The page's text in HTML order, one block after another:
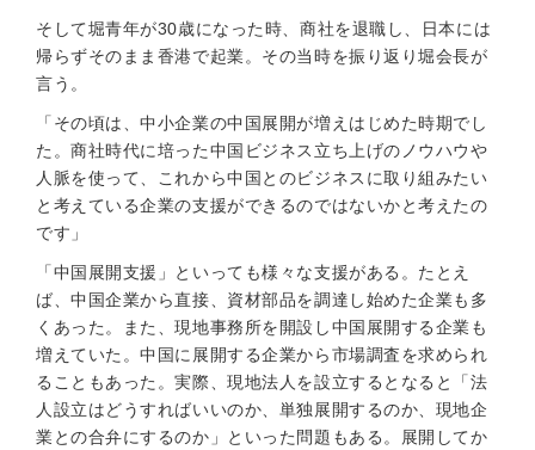
そして堀青年が30歳になった時、商社を退職し、日本には
帰らずそのまま香港で起業。その当時を振り返り堀会長が
言う。
「その頃は、中小企業の中国展開が増えはじめた時期でし
た。商社時代に培った中国ビジネス立ち上げのノウハウや
人脈を使って、これから中国とのビジネスに取り組みたい
と考えている企業の支援ができるのではないかと考えたの
です」
「中国展開支援」といっても様々な支援がある。たとえ
ば、中国企業から直接、資材部品を調達し始めた企業も多
くあった。また、現地事務所を開設し中国展開する企業も
増えていた。中国に展開する企業から市場調査を求められ
ることもあった。実際、現地法人を設立するとなると「法
人設立はどうすればいいのか、単独展開するのか、現地企
業との合弁にするのか」といった問題もある。展開してか